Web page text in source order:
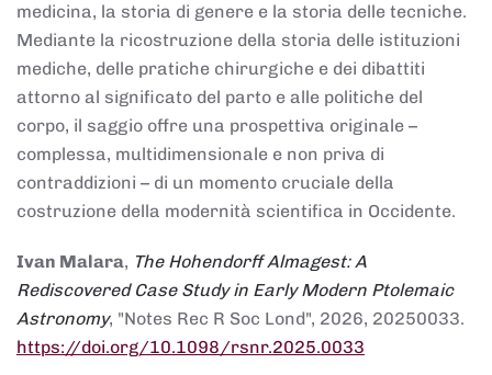
medicina, la storia di genere e la storia delle tecniche.
Mediante la ricostruzione della storia delle istituzioni
mediche, delle pratiche chirurgiche e dei dibattiti
attorno al significato del parto e alle politiche del
corpo, il saggio offre una prospettiva originale –
complessa, multidimensionale e non priva di
contraddizioni – di un momento cruciale della
costruzione della modernità scientifica in Occidente.
Ivan Malara, The Hohendorff Almagest: A
Rediscovered Case Study in Early Modern Ptolemaic
Astronomy, "Notes Rec R Soc Lond", 2026, 20250033.
https://doi.org/10.1098/rsnr.2025.0033